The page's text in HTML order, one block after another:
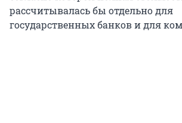
рассчитывалась бы отдельно для
государственных банков и для